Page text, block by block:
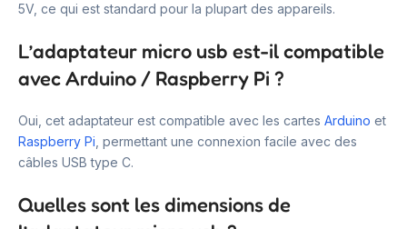
5V, ce qui est standard pour la plupart des appareils.
L’adaptateur micro usb est-il compatible
avec Arduino / Raspberry Pi ?
Oui, cet adaptateur est compatible avec les cartes Arduino et
Raspberry Pi , permettant une connexion facile avec des
câbles USB type C.
Quelles sont les dimensions de